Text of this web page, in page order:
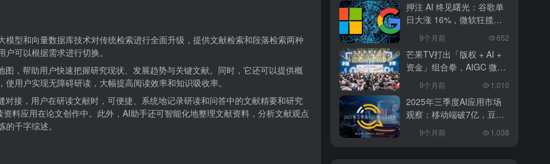
模型和向量数据库技术对传统检索进行全面升级，提供文献检索和段落检索两种
可以根据需求进行切换。
图，帮助用户快速把握研究现状、发展趋势与关键文献。同时，它还可以提供概
用户实现无障碍研读，大幅提高阅读效率和知识吸收率。
对接，用户在研读文献时，可便捷、系统地记录研读和问答中的文献精要和研究
料应用在论文创作中。此外，AI助手还可智能化地整理文献资料，分析文献观点
千字综述。
押注 AI 终见曙光：谷歌单
日大涨 16%，微软狂揽
18%，科技巨头的 “苦熬与
9个月前 652
芒果TV打出「版权 + AI +
资金」组合拳，AIGC 微短
剧行业将迎洗牌？
9个月前 1,010
2025年三季度AI应用市场
观察：移动端破7亿，豆包
异军突起
9个月前 1,038